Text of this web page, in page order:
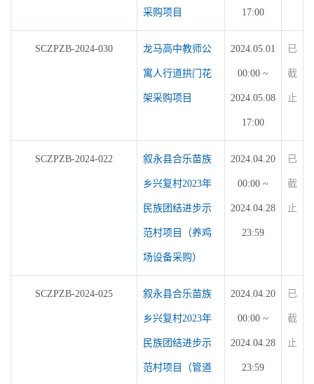
采购项目 17:00
SCZPZB-2024-030 龙马高中教师公
寓人行道拱门花
架采购项目
2024.05.01
00:00 ~
2024.05.08
17:00
已
截
止
SCZPZB-2024-022 叙永县合乐苗族
乡兴复村2023年
民族团结进步示
范村项目（养鸡
场设备采购）
2024.04.20
00:00 ~
2024.04.28
23:59
已
截
止
SCZPZB-2024-025 叙永县合乐苗族
乡兴复村2023年
民族团结进步示
范村项目（管道
2024.04.20
00:00 ~
2024.04.28
23:59
已
截
止